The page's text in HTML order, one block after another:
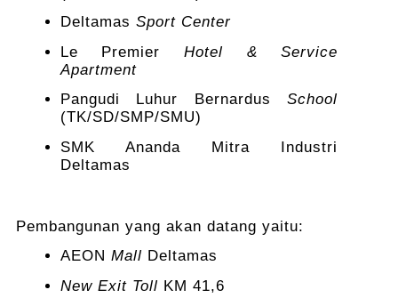
Deltamas Sport Center
Le Premier Hotel & Service
Apartment
Pangudi Luhur BernardusSchool
(TK/SD/SMP/SMU)
SMK Ananda Mitra Industri
Deltamas
Pembangunan yang akan datang yaitu:
AEON Mall Deltamas
New Exit Toll KM 41,6